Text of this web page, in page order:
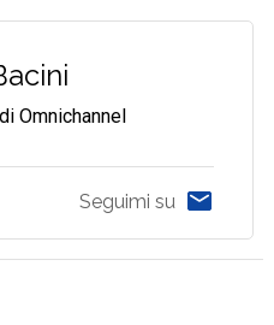
Omnichannel
Seguimi su